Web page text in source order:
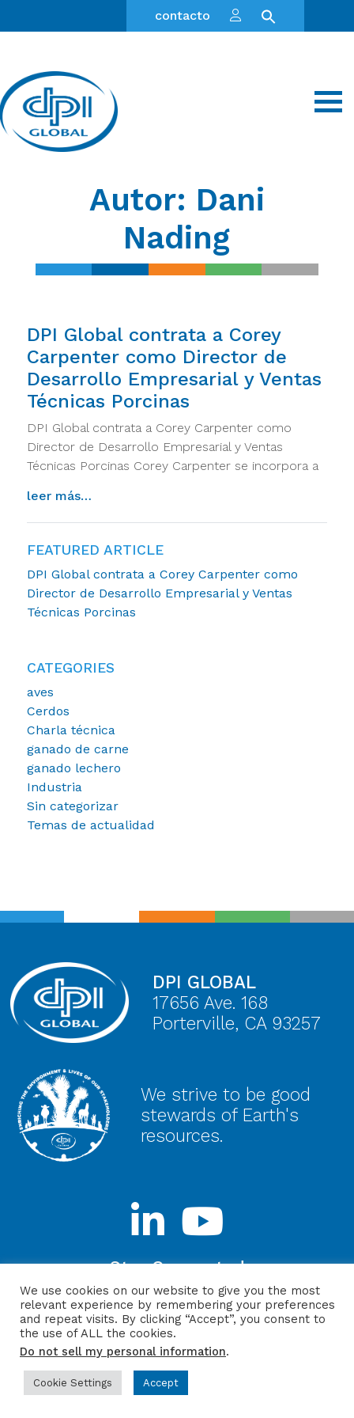
contacto
Autor: Dani
Nading
DPI Global contrata a Corey
Carpenter como Director de
Desarrollo Empresarial y Ventas
Técnicas Porcinas
DPI Global contrata a Corey Carpenter como
Director de Desarrollo Empresarial y Ventas
Técnicas Porcinas Corey Carpenter se incorpora a
leer más…from dpi global contrata a corey
FEATURED ARTICLE
DPI Global contrata a Corey Carpenter como
Director de Desarrollo Empresarial y Ventas
Técnicas Porcinas
CATEGORIES
aves
Cerdos
Charla técnica
ganado de carne
ganado lechero
Industria
Sin categorizar
Temas de actualidad
DPI GLOBAL
17656 Ave. 168
Porterville, CA 93257
We strive to be good
stewards of Earth's
resources.
Stay Connected
sitio web de
Política de
Inicio de
We use cookies on our website to give you the most
relevant experience by remembering your preferences
and repeat visits. By clicking “Accept”, you consent to
the use of ALL the cookies.
Do not sell my personal information.
Cookie Settings Accept